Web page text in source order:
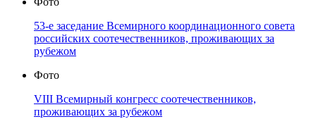
53-е заседание Всемирного координационного совета
российских соотечественников, проживающих за
рубежом
Фото
VIII Всемирный конгресс соотечественников,
проживающих за рубежом